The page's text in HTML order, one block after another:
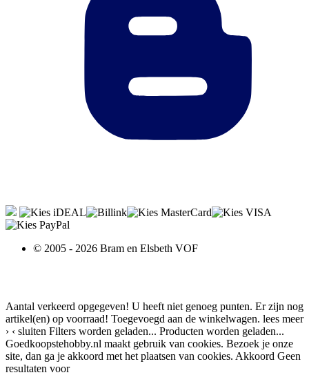
© 2005 - 2026 Bram en Elsbeth VOF
Aantal verkeerd opgegeven! U heeft niet genoeg punten. Er zijn nog
artikel(en) op voorraad! Toegevoegd aan de winkelwagen. lees meer
› ‹ sluiten Filters worden geladen... Producten worden geladen...
Goedkoopstehobby.nl maakt gebruik van cookies. Bezoek je onze
site, dan ga je akkoord met het plaatsen van cookies. Akkoord Geen
resultaten voor